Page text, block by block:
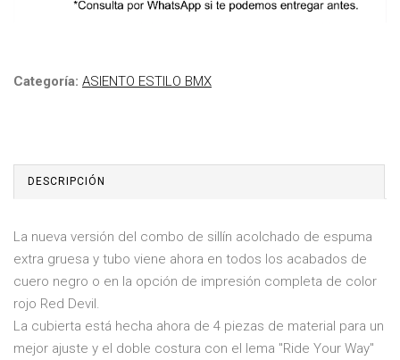
Categoría: ASIENTO ESTILO BMX
DESCRIPCIÓN
La nueva versión del combo de sillín acolchado de espuma
extra gruesa y tubo viene ahora en todos los acabados de
cuero negro o en la opción de impresión completa de color
rojo Red Devil.
La cubierta está hecha ahora de 4 piezas de material para un
mejor ajuste y el doble costura con el lema "Ride Your Way"